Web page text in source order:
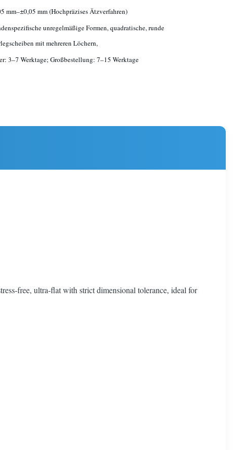
mm–±0,05 mm (Hochpräzises Ätzverfahren)
unregelmäßige Formen, quadratische, runde
mit mehreren Löchern,
3–7 Werktage; Großbestellung: 7–15 Werktage
free, ultra-flat with strict dimensional tolerance, ideal for